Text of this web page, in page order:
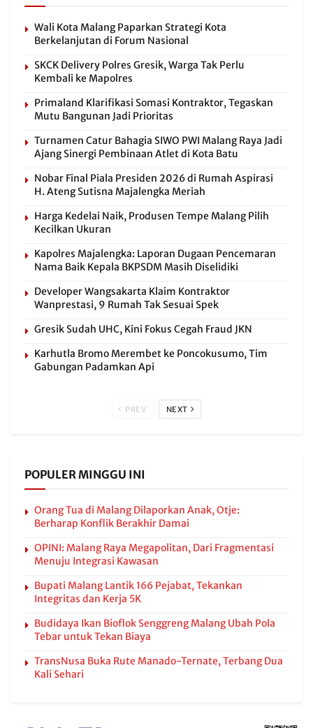
Wali Kota Malang Paparkan Strategi Kota
Berkelanjutan di Forum Nasional
SKCK Delivery Polres Gresik, Warga Tak Perlu
Kembali ke Mapolres
Primaland Klarifikasi Somasi Kontraktor, Tegaskan
Mutu Bangunan Jadi Prioritas
Turnamen Catur Bahagia SIWO PWI Malang Raya Jadi
Ajang Sinergi Pembinaan Atlet di Kota Batu
Nobar Final Piala Presiden 2026 di Rumah Aspirasi
H. Ateng Sutisna Majalengka Meriah
Harga Kedelai Naik, Produsen Tempe Malang Pilih
Kecilkan Ukuran
Kapolres Majalengka: Laporan Dugaan Pencemaran
Nama Baik Kepala BKPSDM Masih Diselidiki
Developer Wangsakarta Klaim Kontraktor
Wanprestasi, 9 Rumah Tak Sesuai Spek
Gresik Sudah UHC, Kini Fokus Cegah Fraud JKN
Karhutla Bromo Merembet ke Poncokusumo, Tim
Gabungan Padamkan Api
PREV NEXT
POPULER MINGGU INI
Orang Tua di Malang Dilaporkan Anak, Otje:
Berharap Konflik Berakhir Damai
OPINI: Malang Raya Megapolitan, Dari Fragmentasi
Menuju Integrasi Kawasan
Bupati Malang Lantik 166 Pejabat, Tekankan
Integritas dan Kerja 5K
Budidaya Ikan Bioflok Senggreng Malang Ubah Pola
Tebar untuk Tekan Biaya
TransNusa Buka Rute Manado-Ternate, Terbang Dua
Kali Sehari